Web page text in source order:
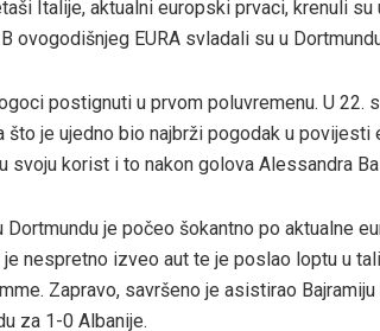
Italije, aktualni europski prvaci, krenuli
ovogodišnjeg EURA svladali su u
postignuti u prvom poluvremenu. U 22.
što je ujedno bio najbrži pogodak u
svoju korist i to nakon golova Alessandra
Dortmundu je počeo šokantno po aktualne
je nespretno izveo aut te je poslao loptu u
Zapravo, savršeno je asistirao
za 1-0 Albanije.